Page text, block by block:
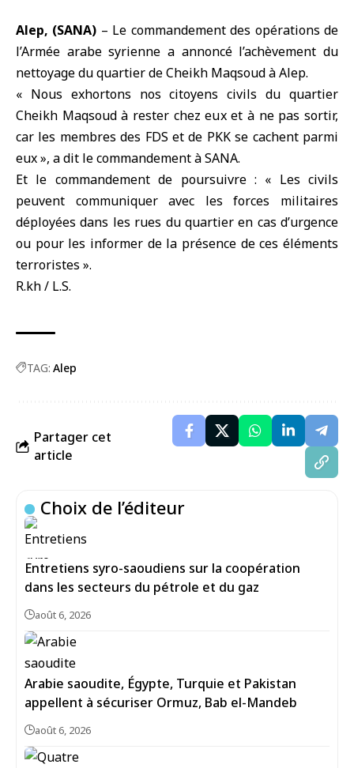
Alep, (SANA) – Le commandement des opérations de
l’Armée arabe syrienne a annoncé l’achèvement du
nettoyage du quartier de Cheikh Maqsoud àAlep.
« Nous exhortons nos citoyens civils du quartier
Cheikh Maqsoud à rester chez eux et à ne pas sortir,
car les membres des FDS et de PKK se cachent parmi
eux », a dit le commandement à SANA.
Et le commandement de poursuivre : « Les civils
peuvent communiquer avec les forces militaires
déployées dans les rues du quartier en cas d’urgence
ou pour les informer de la présence de ces éléments
terroristes ».
R.kh / L.S.
TAG: Alep
Partager cet
article
Choix de l’éditeur
Entretiens syro-saoudiens sur la coopération
dans les secteurs du pétrole et du gaz
août 6, 2026
Arabie saoudite, Égypte, Turquie et Pakistan
appellent à sécuriser Ormuz, Bab el-Mandeb
août 6, 2026